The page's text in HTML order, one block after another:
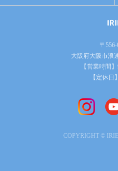
〒
大阪府大阪市浪
【営業時間
【定休日
COPYRIGHT © IRIE